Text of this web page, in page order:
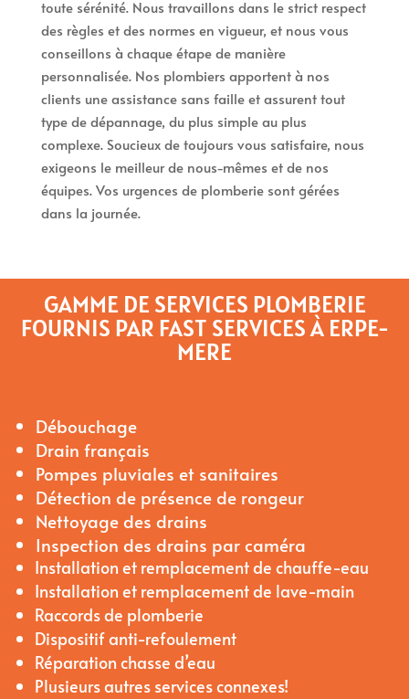
toute sérénité. Nous travaillons dans le strict respect
des règles et des normes en vigueur, et nous vous
conseillons à chaque étape de manière
personnalisée. Nos plombiers apportent à nos
clients une assistance sans faille et assurent tout
type de dépannage, du plus simple au plus
complexe. Soucieux de toujours vous satisfaire, nous
exigeons le meilleur de nous-mêmes et de nos
équipes. Vos urgences de plomberie sont gérées
dans la journée.
GAMME DE SERVICES PLOMBERIE
FOURNIS PAR FAST SERVICES À ERPE-
MERE
Débouchage
Drain français
Pompes pluviales et sanitaires
Détection de présence de rongeur
Nettoyage des drains
Inspection des drains par caméra
Installation et remplacement de chauffe-eau
Installation et remplacement de lave-main
Raccords de plomberie
Dispositif anti-refoulement
Réparation chasse d’eau
Plusieurs autres services connexes!